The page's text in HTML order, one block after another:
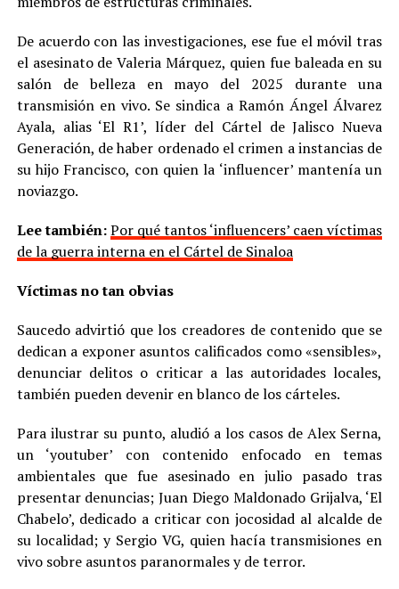
De acuerdo con las investigaciones, ese fue el móvil tras
el asesinato de Valeria Márquez, quien fue baleada en su
salón de belleza en mayo del 2025 durante una
transmisión en vivo. Se sindica a Ramón Ángel Álvarez
Ayala, alias ‘El R1’, líder del Cártel de Jalisco Nueva
Generación, de haber ordenado el crimen a instancias de
su hijo Francisco, con quien la ‘influencer’ mantenía un
noviazgo.
Lee también:Por qué tantos ‘influencers’ caen víctimas
de la guerra interna en el Cártel de Sinaloa
Víctimas no tan obvias
Saucedo advirtió que los creadores de contenido que se
dedican a exponer asuntos calificados como «sensibles»,
denunciar delitos o criticar a las autoridades locales,
también pueden devenir en blanco de los cárteles.
Para ilustrar su punto, aludió a los casos de Alex Serna,
un ‘youtuber’ con contenido enfocado en temas
ambientales que fue asesinado en julio pasado tras
presentar denuncias; Juan Diego Maldonado Grijalva, ‘El
Chabelo’, dedicado a criticar con jocosidad al alcalde de
su localidad; y Sergio VG, quien hacía transmisiones en
vivo sobre asuntos paranormales y de terror.